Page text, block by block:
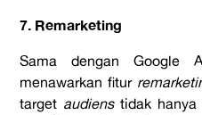
7. Remarketing
Sama dengan Google
menawarkan fitur
target audienstidak hanya